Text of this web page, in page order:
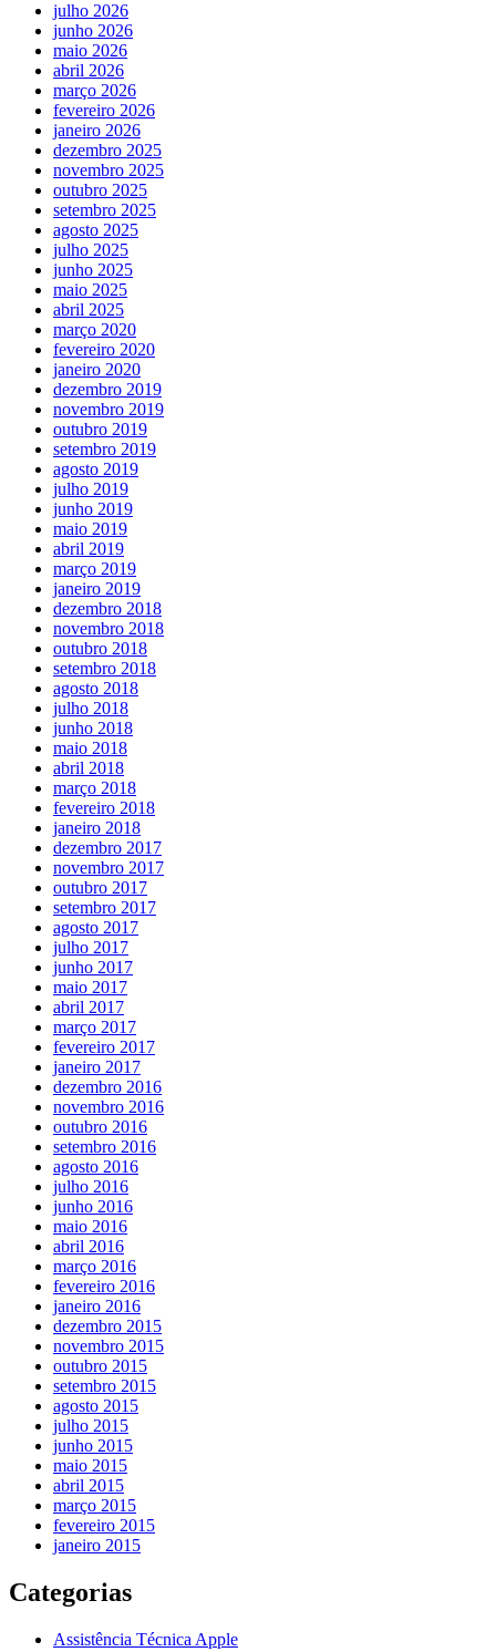
julho 2026
junho 2026
maio 2026
abril 2026
março 2026
fevereiro 2026
janeiro 2026
dezembro 2025
novembro 2025
outubro 2025
setembro 2025
agosto 2025
julho 2025
junho 2025
maio 2025
abril 2025
março 2020
fevereiro 2020
janeiro 2020
dezembro 2019
novembro 2019
outubro 2019
setembro 2019
agosto 2019
julho 2019
junho 2019
maio 2019
abril 2019
março 2019
janeiro 2019
dezembro 2018
novembro 2018
outubro 2018
setembro 2018
agosto 2018
julho 2018
junho 2018
maio 2018
abril 2018
março 2018
fevereiro 2018
janeiro 2018
dezembro 2017
novembro 2017
outubro 2017
setembro 2017
agosto 2017
julho 2017
junho 2017
maio 2017
abril 2017
março 2017
fevereiro 2017
janeiro 2017
dezembro 2016
novembro 2016
outubro 2016
setembro 2016
agosto 2016
julho 2016
junho 2016
maio 2016
abril 2016
março 2016
fevereiro 2016
janeiro 2016
dezembro 2015
novembro 2015
outubro 2015
setembro 2015
agosto 2015
julho 2015
junho 2015
maio 2015
abril 2015
março 2015
fevereiro 2015
janeiro 2015
Categorias
Assistência Técnica Apple